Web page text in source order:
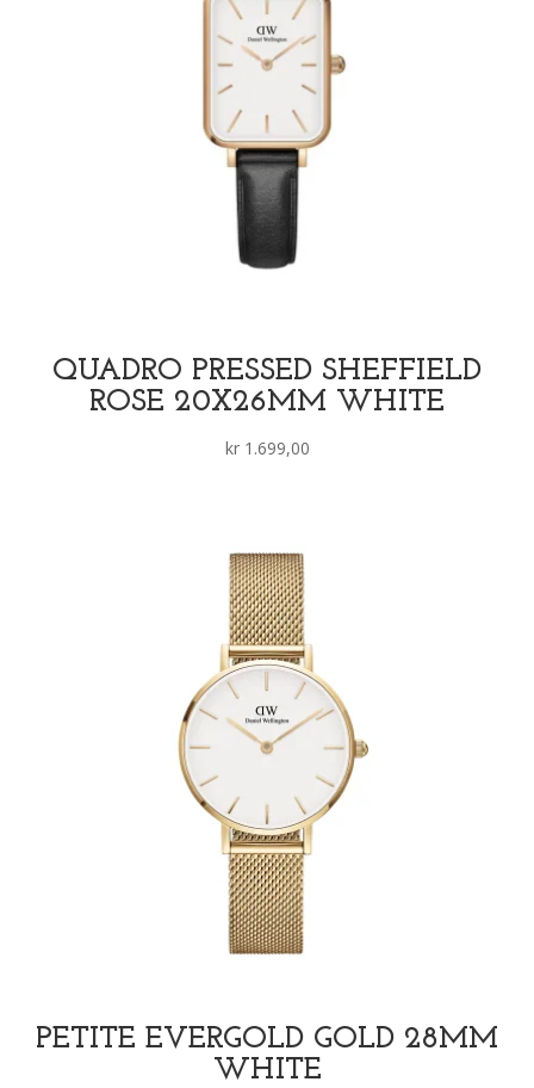
QUADRO PRESSED SHEFFIELD
ROSE 20X26MM WHITE
kr1.699,00
PETITE EVERGOLD GOLD 28MM
WHITE